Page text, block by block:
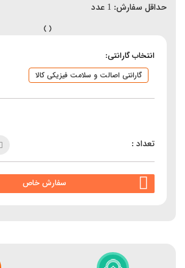
حداقل سفارش: 1 عدد
انتخاب گارانتی:
گارانتی اصالت و سلامت فیزیکی کالا
سفارش خاص